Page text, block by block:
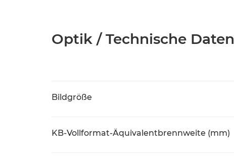
Optik / Technische Daten
Bildgröße
KB-Vollformat-Äquivalentbrennweite (mm)